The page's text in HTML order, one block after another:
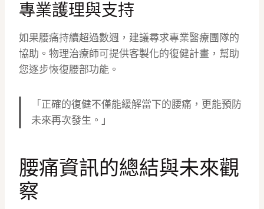
專業護理與支持
如果腰痛持續超過數週，建議尋求專業醫療團隊的
協助。物理治療師可提供客製化的復健計畫，幫助
您逐步恢復腰部功能。
「正確的復健不僅能緩解當下的腰痛，更能預防
未來再次發生。」
腰痛資訊的總結與未來觀
察